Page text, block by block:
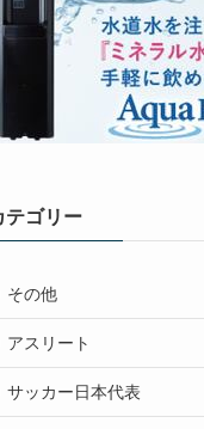
テゴリー
その他
アスリート
サッカー日本代表